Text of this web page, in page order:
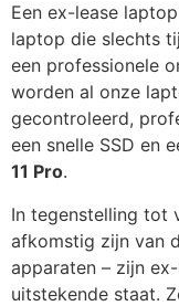
Een ex-lease
laptop die slechts
een professionele
worden al onze
gecontroleerd,
een snelle SSD en
11 Pro.
In tegenstelling tot
afkomstig zijn van
apparaten – zijn
uitstekende staat.